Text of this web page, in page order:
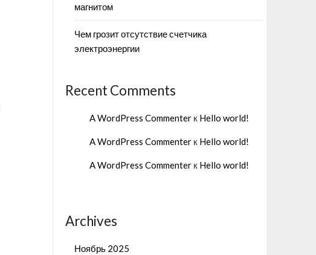
магнитом
Чем грозит отсутствие счетчика
электроэнергии
Recent Comments
A WordPress Commenterк Hello world!
A WordPress Commenterк Hello world!
A WordPress Commenterк Hello world!
Archives
Ноябрь 2025